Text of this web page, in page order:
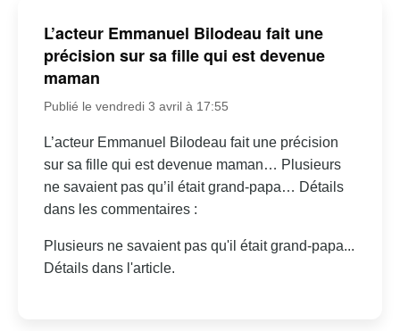
L’acteur Emmanuel Bilodeau fait une
précision sur sa fille qui est devenue
maman
Publié le vendredi 3 avril à 17:55
L’acteur Emmanuel Bilodeau fait une précision
sur sa fille qui est devenue maman… Plusieurs
ne savaient pas qu’il était grand-papa… Détails
dans les commentaires :
Plusieurs ne savaient pas qu'il était grand-papa...
Détails dans l'article.